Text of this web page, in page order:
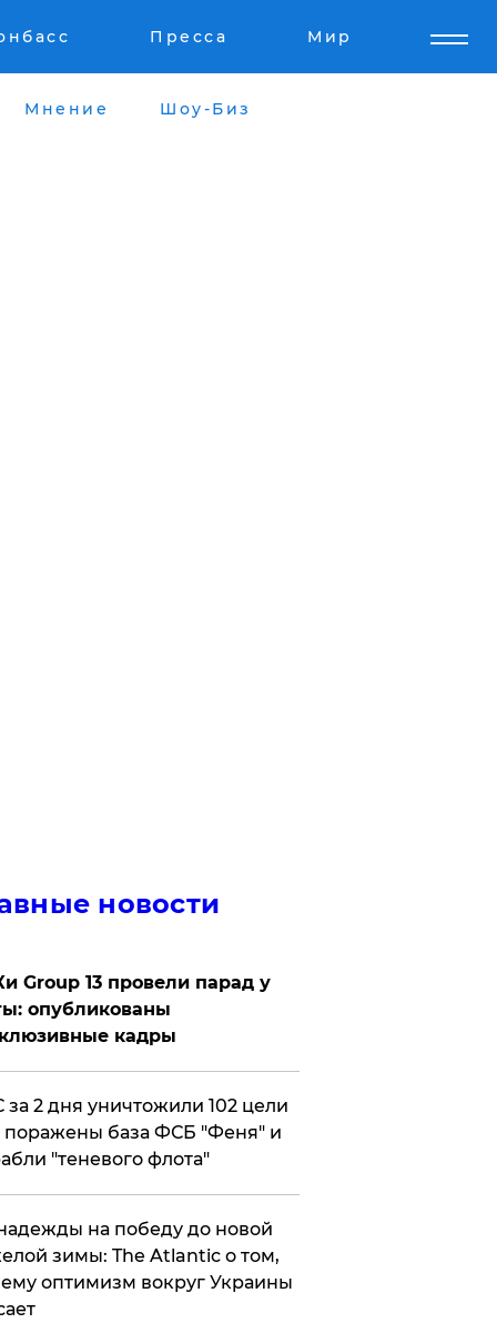
Пресса Мир
Мнение Шоу-Биз
новости
Group 13 провели парад у
опубликованы
кадры
за 2 дня уничтожили 102 цели
база ФСБ "Феня" и
"теневого флота"
на победу до новой
зимы: The Atlantic о том,
оптимизм вокруг Украины